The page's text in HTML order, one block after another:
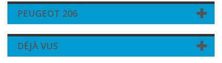
PEUGEOT 206
DÉJÀ VUS